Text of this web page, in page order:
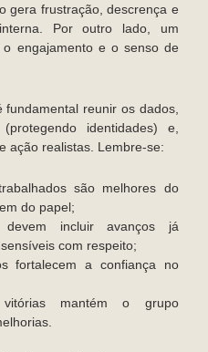
gera frustração, descrença e
Por outro lado, um
engajamento e o senso de
reunir os dados,
identidades) e,
ação realistas. Lembre-se:
são melhores do
do papel;
devem incluir avanços já
com respeito;
fortalecem a confiança no
vitórias mantém o grupo